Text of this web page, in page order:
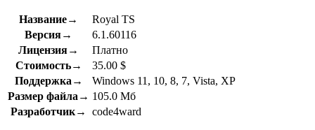
Название→
Royal TS
Версия→
6.1.60116
Лицензия→
Платно
Стоимость→
35.00 $
Поддержка→
Windows 11, 10, 8, 7, Vista, XP
Размер файла→ 105.0 Мб
Разработчик→
code4ward